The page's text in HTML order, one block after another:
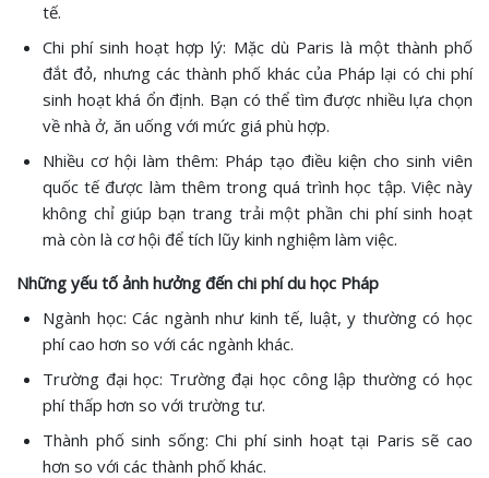
tế.
Chi phí sinh hoạt hợp lý: Mặc dù Paris là một thành phố
đắt đỏ, nhưng các thành phố khác của Pháp lại có chi phí
sinh hoạt khá ổn định. Bạn có thể tìm được nhiều lựa chọn
về nhà ở, ăn uống với mức giá phù hợp.
Nhiều cơ hội làm thêm: Pháp tạo điều kiện cho sinh viên
quốc tế được làm thêm trong quá trình học tập. Việc này
không chỉ giúp bạn trang trải một phần chi phí sinh hoạt
mà còn là cơ hội để tích lũy kinh nghiệm làm việc.
Những yếu tố ảnh hưởng đến chi phí du học Pháp
Ngành học: Các ngành như kinh tế, luật, y thường có học
phí cao hơn so với các ngành khác.
Trường đại học: Trường đại học công lập thường có học
phí thấp hơn so với trường tư.
Thành phố sinh sống: Chi phí sinh hoạt tại Paris sẽ cao
hơn so với các thành phố khác.